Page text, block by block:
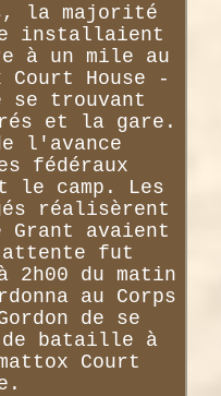
la majorité
installaient
à un mile au
Court House -
trouvant
et la gare.
l'avance
fédéraux
camp. Les
réalisèrent
Grant avaient
fut
2h00 du matin
au Corps
de se
bataille à
Court